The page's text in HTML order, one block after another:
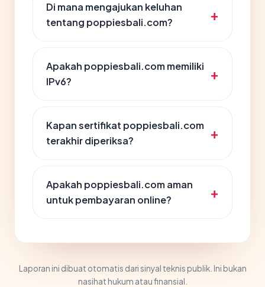
Di mana mengajukan keluhan
tentang poppiesbali.com?
Apakah poppiesbali.com memiliki
IPv6?
Kapan sertifikat poppiesbali.com
terakhir diperiksa?
Apakah poppiesbali.com aman
untuk pembayaran online?
Laporan ini dibuat otomatis dari sinyal teknis publik. Ini bukan
nasihat hukum atau finansial.